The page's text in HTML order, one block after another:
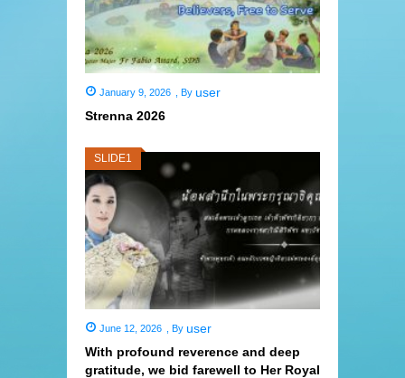
January 9, 2026 By user
Strenna 2026
SLIDE1
June 12, 2026 By user
With profound reverence and deep
gratitude, we bid farewell to Her Royal